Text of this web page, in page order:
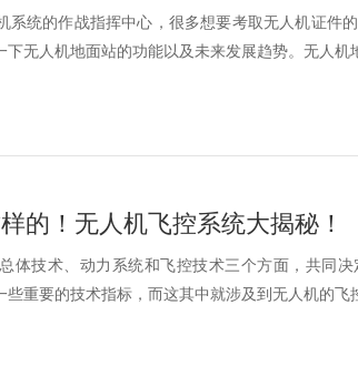
系统的作战指挥中心，很多想要考取无人机证件
无人机地面站的功能以及未来发展趋势。无人机
的！无人机飞控系统大揭秘！
体技术、动力系统和飞控技术三个方面，共同
重要的技术指标，而这其中就涉及到无人机的飞